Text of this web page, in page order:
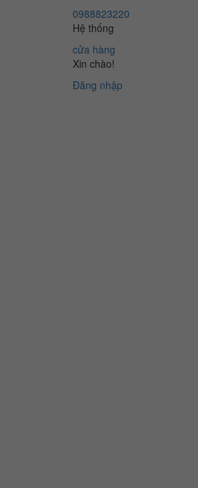
0988823220
Hệ thống
cửa hàng
Xin chào!
Đăng nhập